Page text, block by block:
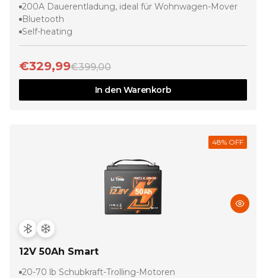
200A Dauerentladung, ideal für Wohnwagen-Mover
Bluetooth
Self-heating
€329,99€399,00
In den Warenkorb
48% OFF
12V 50Ah Smart
20-70 lb Schubkraft-Trolling-Motoren